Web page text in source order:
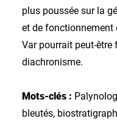
plus poussée sur la
et de fonctionnement
Var pourrait peut-être
diachronisme.
Mots-clés :
bleutés,